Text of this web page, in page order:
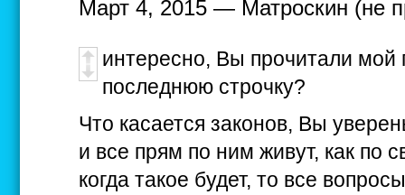
Март 4, 2015 — Матроскин (не
интересно, Вы прочитали мой
последнюю строчку?
Что касается законов, Вы
и все прям по ним живут, как по
когда такое будет, то все